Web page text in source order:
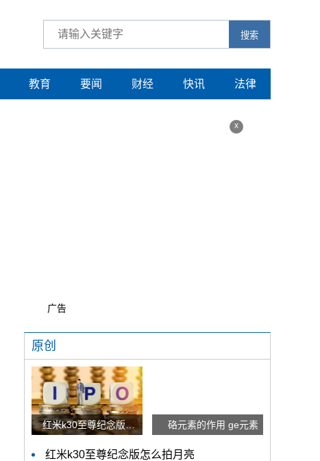
搜索
教育 要闻 财经 快讯 法律
x
广告
原创
红米k30至尊纪念版怎么拍月亮 硌元素的作用 ge元素
红米k30至尊纪念版怎么拍月亮